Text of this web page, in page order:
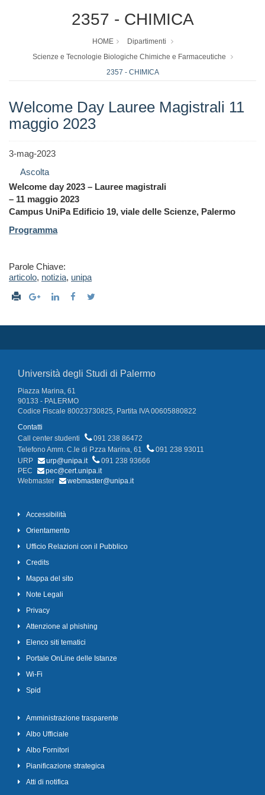
2357 - CHIMICA
HOME
Dipartimenti
Scienze e Tecnologie Biologiche Chimiche e Farmaceutiche
2357 - CHIMICA
Welcome Day Lauree Magistrali 11
maggio 2023
3-mag-2023
Ascolta
Welcome day 2023 – Lauree magistrali
– 11 maggio 2023
Campus UniPa Edificio 19, viale delle Scienze, Palermo
Programma
Parole Chiave:
articolo, notizia, unipa
Università degli Studi di Palermo
Piazza Marina, 61
90133 - PALERMO
Codice Fiscale 80023730825, Partita IVA 00605880822
Contatti
Call center studenti
091 238 86472
Telefono Amm. C.le di P.zza Marina, 61
091 238 93011
URP
urp@unipa.it
091 238 93666
PEC
pec@cert.unipa.it
Webmaster
webmaster@unipa.it
Accessibilità
Orientamento
Ufficio Relazioni con il Pubblico
Credits
Mappa del sito
Note Legali
Privacy
Attenzione al phishing
Elenco siti tematici
Portale OnLine delle Istanze
Wi-Fi
Spid
Amministrazione trasparente
Albo Ufficiale
Albo Fornitori
Pianificazione strategica
Atti di notifica